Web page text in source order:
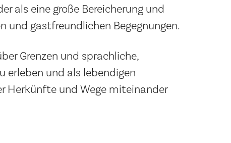
als eine große Bereicherung und
und gastfreundlichen Begegnungen.
Grenzen und sprachliche,
erleben und als lebendigen
Herkünfte und Wege miteinander